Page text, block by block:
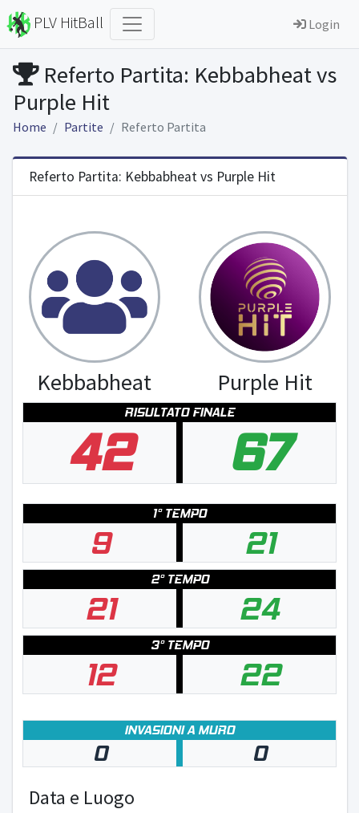
PLV HitBall Login
Referto Partita: Kebbabheat vs
Purple Hit
Home Partite Referto Partita
Referto Partita: Kebbabheat vs Purple Hit
Kebbabheat Purple Hit
RISULTATO FINALE
42 67
1° TEMPO
9 21
2° TEMPO
21 24
3° TEMPO
12 22
INVASIONI A MURO
0 0
Data e Luogo